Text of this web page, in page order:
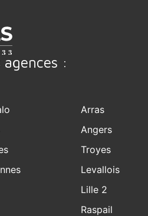
:
Arras
Angers
Troyes
Levallois
Lille 2
Raspail